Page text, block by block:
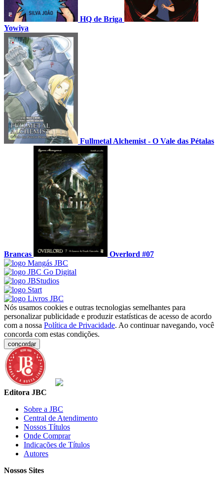
HQ de Briga
Yowiya
Fullmetal Alchemist - O Vale das Pétalas
Brancas Overlord #07
Nós usamos cookies e outras tecnologias semelhantes para
personalizar publicidade e produzir estatísticas de acesso de acordo
com a nossa Política de Privacidade. Ao continuar navegando, você
concorda com estas condições.
concordar
Editora JBC
Sobre a JBC
Central de Atendimento
Nossos Títulos
Onde Comprar
Indicações de Títulos
Autores
Nossos Sites